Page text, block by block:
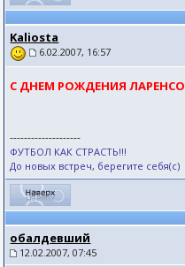
Kaliosta
6.02.2007, 16:57
С ДНЕМ РОЖДЕНИЯ
--------------------
ФУТБОЛ КАК СТРАСТЬ!!!
До новых встреч, берегите себя(с)
обалдевший
12.02.2007, 07:45